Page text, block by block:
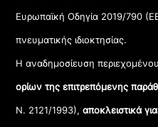
Ευρωπαϊκή Οδηγία 2019/790
πνευματικής ιδιοκτησίας.
Η αναδημοσίευση
ορίων της επιτρεπόμενης
Ν. 2121/1993), αποκλειστικά